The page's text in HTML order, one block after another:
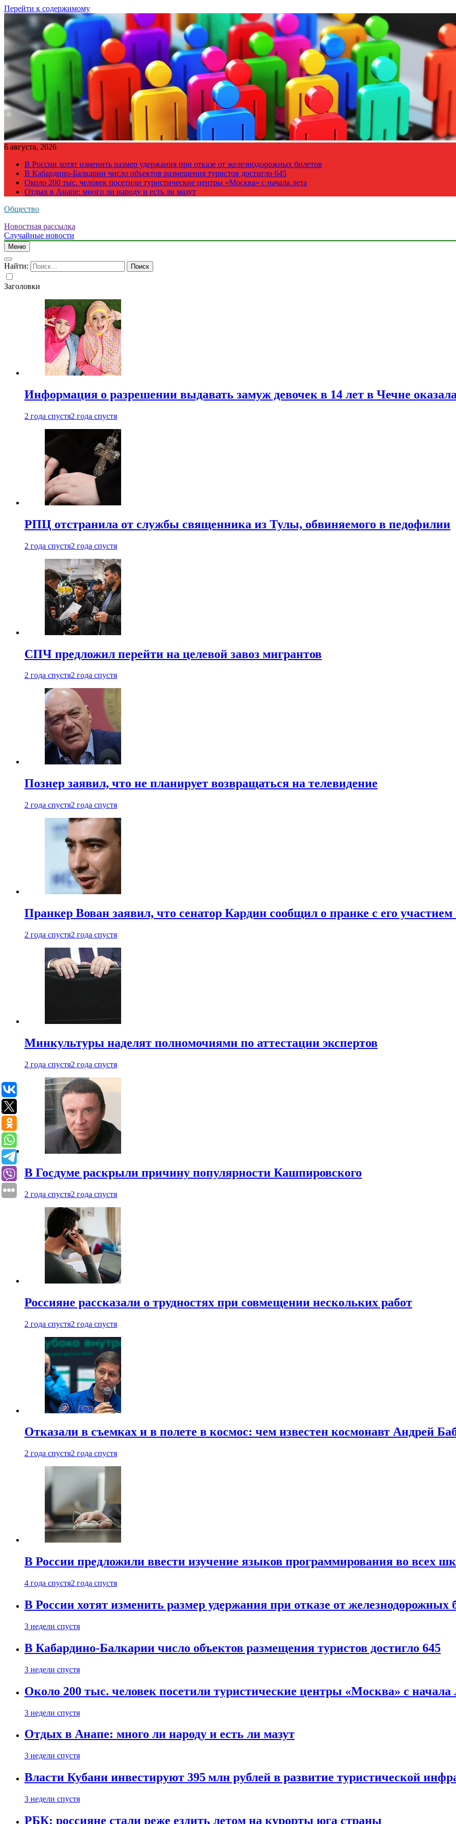
Перейти к содержимому
6 августа, 2026
В России хотят изменить размер удержания при отказе от железнодорожных билетов
В Кабардино-Балкарии число объектов размещения туристов достигло 645
Около 200 тыс. человек посетили туристические центры «Москва» с начала лета
Отдых в Анапе: много ли народу и есть ли мазут
Общество
Новостная рассылка
Случайные новости
Меню
Найти:
Заголовки
Информация о разрешении выдавать замуж девочек в 14 лет в Чечне
2 года спустя2 года спустя
РПЦ отстранила от службы священника из Тулы, обвиняемого в педофилии
2 года спустя2 года спустя
СПЧ предложил перейти на целевой завоз мигрантов
2 года спустя2 года спустя
Познер заявил, что не планирует возвращаться на телевидение
2 года спустя2 года спустя
Пранкер Вован заявил, что сенатор Кардин сообщил о пранке с его
2 года спустя2 года спустя
Минкультуры наделят полномочиями по аттестации экспертов
2 года спустя2 года спустя
В Госдуме раскрыли причину популярности Кашпировского
2 года спустя2 года спустя
Россияне рассказали о трудностях при совмещении нескольких работ
2 года спустя2 года спустя
Отказали в съемках и в полете в космос: чем известен космонавт Андрей
2 года спустя2 года спустя
В России предложили ввести изучение языков программирования во всех
4 года спустя2 года спустя
В России хотят изменить размер удержания при отказе от железнодорожных
3 недели спустя
В Кабардино-Балкарии число объектов размещения туристов достигло 645
3 недели спустя
Около 200 тыс. человек посетили туристические центры «Москва» с начала
3 недели спустя
Отдых в Анапе: много ли народу и есть ли мазут
3 недели спустя
Власти Кубани инвестируют 395 млн рублей в развитие туристической
3 недели спустя
РБК: россияне стали реже ездить летом на курорты юга страны